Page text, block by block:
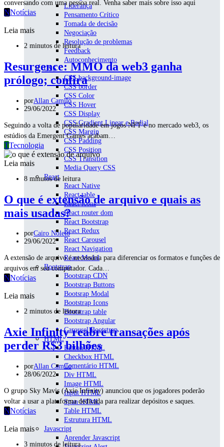
Liderança
Pensamento Crítico
Tomada de decisão
Negociação
Resolução de problemas
Feedback
Autoconhecimento
CSS
CSS background-image
CSS border
CSS Color
CSS Hover
CSS Display
CSS Gradient Linear e Radial
CSS Margin
CSS Padding
CSS Position
CSS Transition
Media Query CSS
React
React Native
React table
React icons
React router dom
React Bootstrap
React Redux
React Carousel
React Navigation
React Modal
Bootstrap
Bootstrap CDN
Bootstrap Buttons
Bootsrap Modal
Bootstrap Icons
Bootstrap table
Bootstrap Angular
Carousel Bootstrap
HTML
Button HTML
Checkbox HTML
Comentário HTML
Div HTML
Image HTML
Input HTML
Span HTML
Table HTML
Estrutura HTML
Javascript
Aprender Javascript
conversando com uma pessoa real. Venha saber mais sobre isso aqui
NNotícias
Leia mais
2 minutos de leitura
Resurgence: MMO da web3 ganha
prólogo; confira
porAllan Camilo
29/06/2022
Seguindo a volta de popularidade em jogos NFT e no mercado web3, os
estúdios da Emergent Games acabam…
TTecnologia
Leia mais
8 minutos de leitura
O que é extensão de arquivo e quais as
mais usadas?
porCairo Noleto
29/06/2022
A extensão de arquivo é necessária para diferenciar os formatos e funções de
arquivos em seu computador. Cada…
NNotícias
Leia mais
2 minutos de leitura
Axie Infinity reabre transações após
perder R$3 bilhões
porAllan Camilo
28/06/2022
O grupo Sky Mavis (Axie Infinity) anunciou que os jogadores poderão
voltar a usar a plataforma dedicada para realizar depósitos e saques.
NNotícias
Leia mais
3 minutos de leitura